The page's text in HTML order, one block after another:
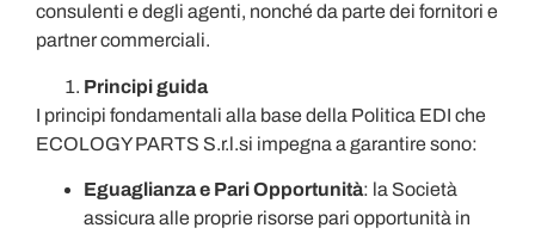
consulenti e degli agenti, nonché da parte dei fornitori e
partner commerciali.
Principi guida
I principi fondamentali alla base della Politica EDI che
ECOLOGY PARTS S.r.l.si impegna a garantire sono:
Eguaglianza e Pari Opportunità: la Società
assicura alle proprie risorse pari opportunità in